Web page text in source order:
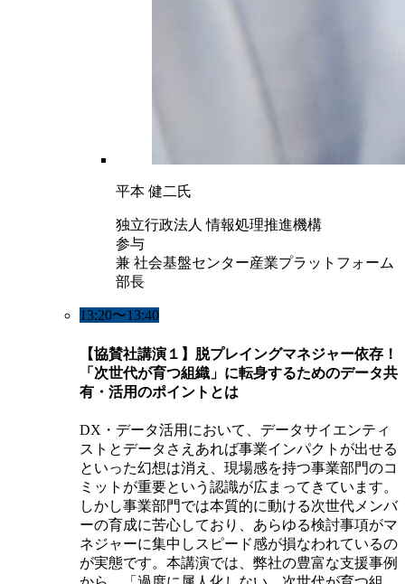
平本 健二氏
独立行政法人 情報処理推進機構
参与
兼 社会基盤センター産業プラットフォーム
部長
13:20〜13:40
【協賛社講演１】脱プレイングマネジャー依存！
「次世代が育つ組織」に転身するためのデータ共
有・活用のポイントとは
DX・データ活用において、データサイエンティ
ストとデータさえあれば事業インパクトが出せる
といった幻想は消え、現場感を持つ事業部門のコ
ミットが重要という認識が広まってきています。
しかし事業部門では本質的に動ける次世代メンバ
ーの育成に苦心しており、あらゆる検討事項がマ
ネジャーに集中しスピード感が損なわれているの
が実態です。本講演では、弊社の豊富な支援事例